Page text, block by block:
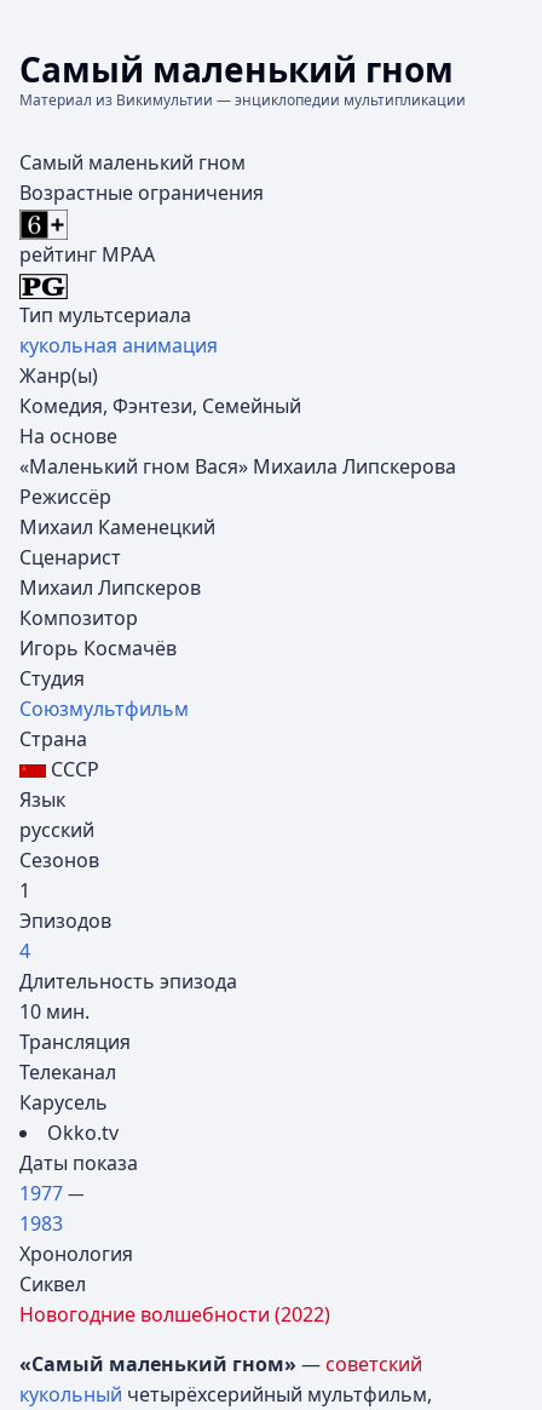
Самый маленький гном
Материал из Викимультии — энциклопедии мультипликации
Самый маленький гном
Возрастные ограничения
рейтинг MPAA
Тип мультсериала
кукольная анимация
Жанр(ы)
Комедия, Фэнтези, Семейный
На основе
«Маленький гном Вася» Михаила Липскерова
Режиссёр
Михаил Каменецкий
Сценарист
Михаил Липскеров
Композитор
Игорь Космачёв
Студия
Союзмультфильм
Страна
СССР
Язык
русский
Сезонов
1
Эпизодов
4
Длительность эпизода
10 мин.
Трансляция
Телеканал
Карусель
Оkko.tv
Даты показа
1977 —
1983
Хронология
Сиквел
Новогодние волшебности (2022)
«Самый маленький гном» —советский
кукольный четырёхсерийный мультфильм,